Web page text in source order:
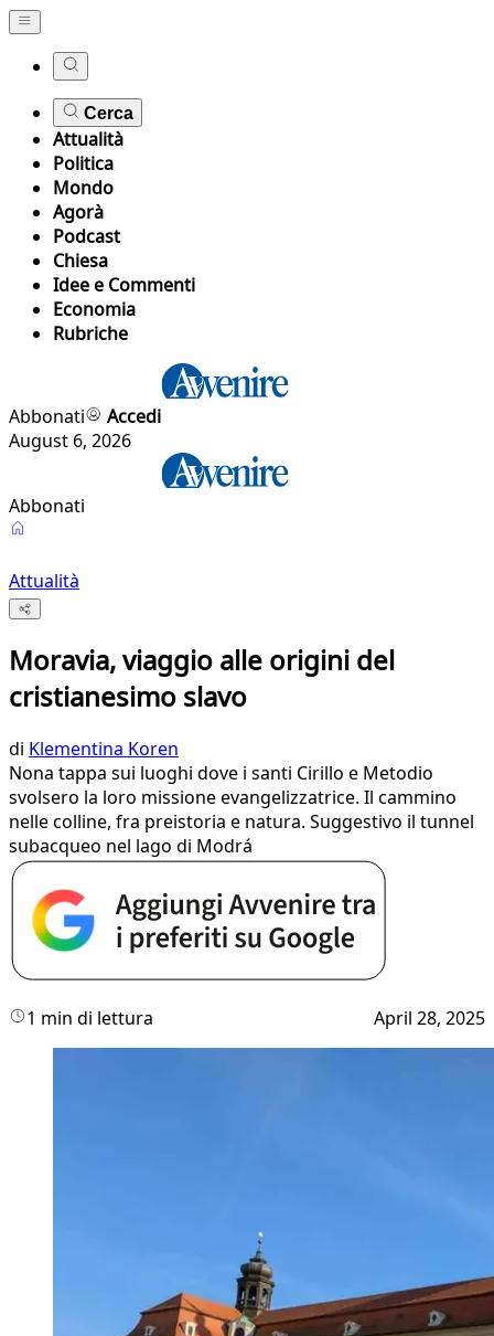
Cerca
Attualità
Politica
Mondo
Agorà
Podcast
Chiesa
Idee e Commenti
Economia
Rubriche
Abbonati
Accedi
August 6, 2026
Abbonati
Attualità
Moravia, viaggio alle origini del
cristianesimo slavo
di Klementina Koren
Nona tappa sui luoghi dove i santi Cirillo e Metodio
svolsero la loro missione evangelizzatrice. Il cammino
nelle colline, fra preistoria e natura. Suggestivo il tunnel
subacqueo nel lago di Modrá
1 min di lettura April 28, 2025